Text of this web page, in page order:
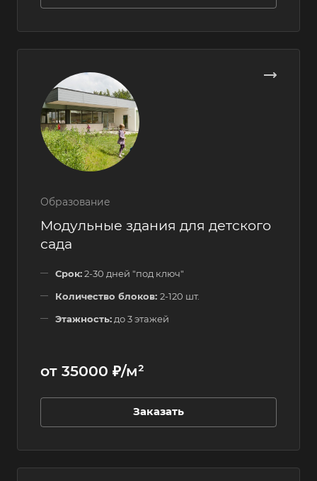
Образование
Модульные здания для детского
сада
Срок:2-30 дней "под ключ"
Количество блоков: 2-120 шт.
Этажность: до 3 этажей
от 35000 ₽/м²
Заказать